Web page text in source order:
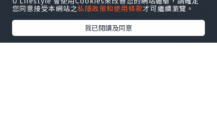
您同意接受本網站之私隱政策和使用條款才可繼續瀏覽。
我已閱讀及同意